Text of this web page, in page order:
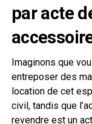
par acte
Imaginons que
entreposer des
location de cet
civil, tandis que
revendre est un